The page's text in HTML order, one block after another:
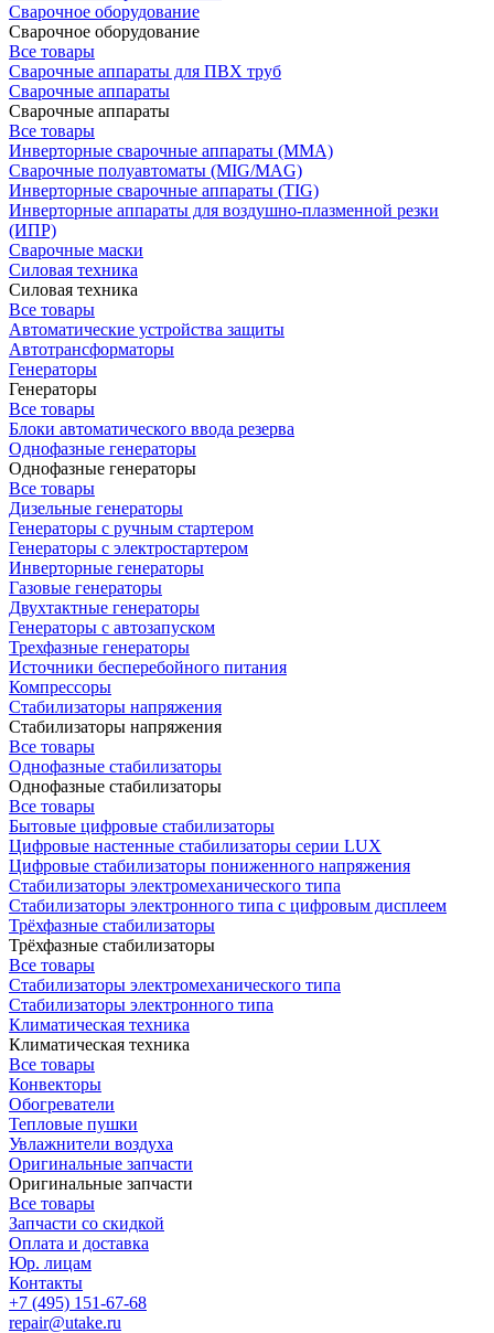
Сварочное оборудование
Сварочное оборудование
Все товары
Сварочные аппараты для ПВХ труб
Сварочные аппараты
Сварочные аппараты
Все товары
Инверторные сварочные аппараты (ММА)
Сварочные полуавтоматы (MIG/MAG)
Инверторные сварочные аппараты (TIG)
Инверторные аппараты для воздушно-плазменной резки
(ИПР)
Сварочные маски
Силовая техника
Силовая техника
Все товары
Автоматические устройства защиты
Автотрансформаторы
Генераторы
Генераторы
Все товары
Блоки автоматического ввода резерва
Однофазные генераторы
Однофазные генераторы
Все товары
Дизельные генераторы
Генераторы с ручным стартером
Генераторы с электростартером
Инверторные генераторы
Газовые генераторы
Двухтактные генераторы
Генераторы с автозапуском
Трехфазные генераторы
Источники бесперебойного питания
Компрессоры
Стабилизаторы напряжения
Стабилизаторы напряжения
Все товары
Однофазные стабилизаторы
Однофазные стабилизаторы
Все товары
Бытовые цифровые стабилизаторы
Цифровые настенные стабилизаторы серии LUX
Цифровые стабилизаторы пониженного напряжения
Стабилизаторы электромеханического типа
Стабилизаторы электронного типа с цифровым дисплеем
Трёхфазные стабилизаторы
Трёхфазные стабилизаторы
Все товары
Стабилизаторы электромеханического типа
Стабилизаторы электронного типа
Климатическая техника
Климатическая техника
Все товары
Конвекторы
Обогреватели
Тепловые пушки
Увлажнители воздуха
Оригинальные запчасти
Оригинальные запчасти
Все товары
Запчасти со скидкой
Оплата и доставка
Юр. лицам
Контакты
+7 (495) 151-67-68
repair@utake.ru